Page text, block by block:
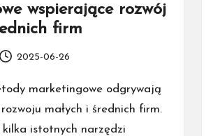
wspierające rozwój
firm
2025-06-26
marketingowe odgrywają
małych i średnich firm.
kilka istotnych narzędzi